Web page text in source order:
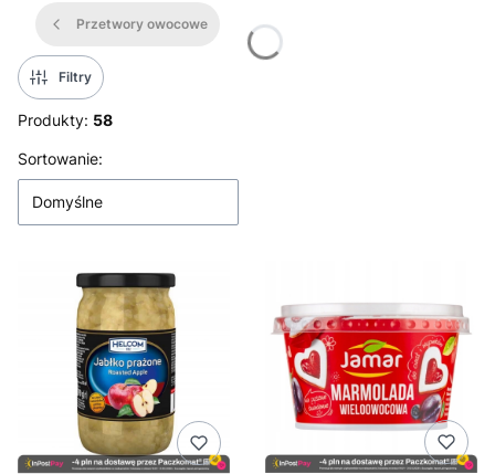
Przetwory owocowe
Filtry
Produkty: 58
Lista produktów
Sortowanie:
Domyślne